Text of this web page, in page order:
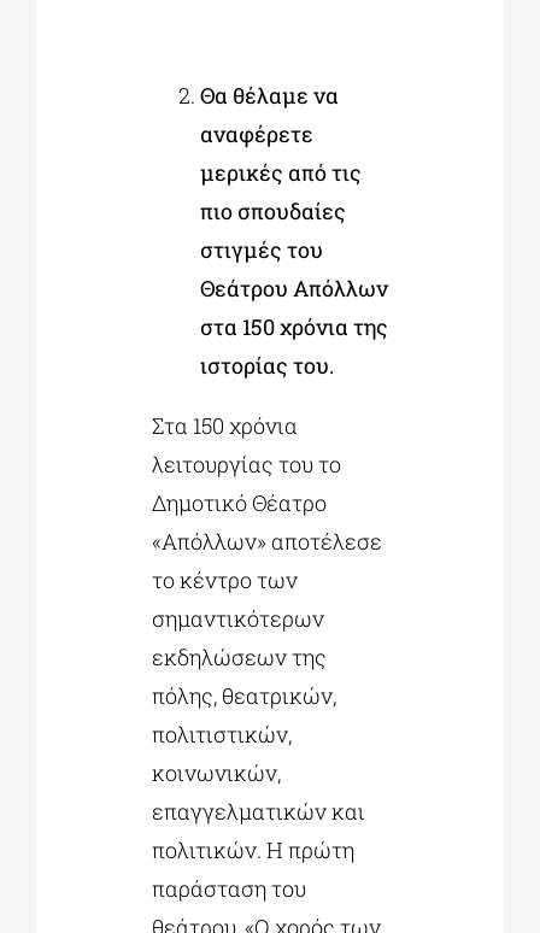
Θα θέλαμε να
αναφέρετε
μερικές από τις
πιο σπουδαίες
στιγμές του
Θεάτρου Απόλλων
στα 150 χρόνια της
ιστορίας του.
Στα 150 χρόνια
λειτουργίας του το
Δημοτικό Θέατρο
«Απόλλων» αποτέλεσε
το κέντρο των
σημαντικότερων
εκδηλώσεων της
πόλης, θεατρικών,
πολιτιστικών,
κοινωνικών,
επαγγελματικών και
πολιτικών. Η πρώτη
παράσταση του